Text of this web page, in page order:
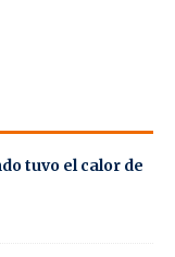
tuvo el calor de